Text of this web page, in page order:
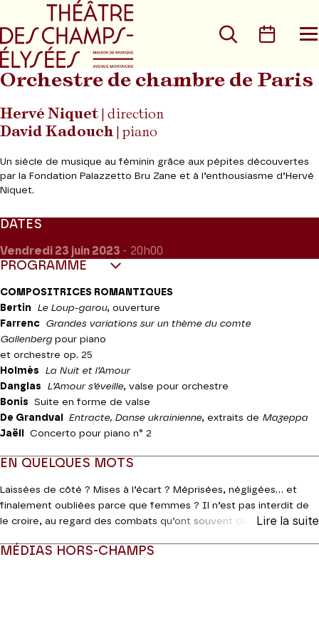
Aller au menu principal
Rechercher
Orchestre de chambre de Paris
Hervé Niquet | direction
David Kadouch | piano
Un siècle de musique au féminin grâce aux pépites découvertes
par la Fondation Palazzetto Bru Zane et à l’enthousiasme d’Hervé
Niquet.
DATES
Vendredi 23 juin 2023 - 20h00
PROGRAMME
COMPOSITRICES ROMANTIQUES
Bertin
Le Loup-garou, ouverture
Farrenc
Grandes variations sur un thème du comte
Gallenberg pour piano
et orchestre op. 25
Holmès
La Nuit et l’Amour
Danglas
L’Amour s’éveille, valse pour orchestre
Bonis
Suite en forme de valse
De Grandval
Entracte, Danse ukrainienne, extraits de Mazeppa
Jaëll
Concerto pour piano n° 2
EN QUELQUES MOTS
Laissées de côté ? Mises à l’écart ? Méprisées, négligées… et
finalement oubliées parce que femmes ? Il n’est pas interdit de
le croire, au regard des combats qu’ont souvent dû mener ces
considération de leurs contemporains et la possibilité de faire
Lire la suite
MÉDIAS HORS-CHAMPS